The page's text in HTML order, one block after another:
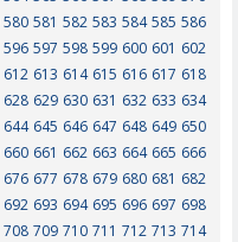
580 581 582 583 584 585 586
596 597 598 599 600 601 602
612 613 614 615 616 617 618
628 629 630 631 632 633 634
644 645 646 647 648 649 650
660 661 662 663 664 665 666
676 677 678 679 680 681 682
692 693 694 695 696 697 698
708 709 710 711 712 713 714